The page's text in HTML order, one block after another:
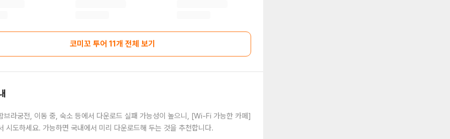
코미꼬 투어 11개 전체 보기
브라궁전, 이동 중, 숙소 등에서 다운로드 실패 가능성이 높으니, [Wi-Fi 가능한 카페]
시도하세요. 가능하면 국내에서 미리 다운로드해 두는 것을 추천합니다.